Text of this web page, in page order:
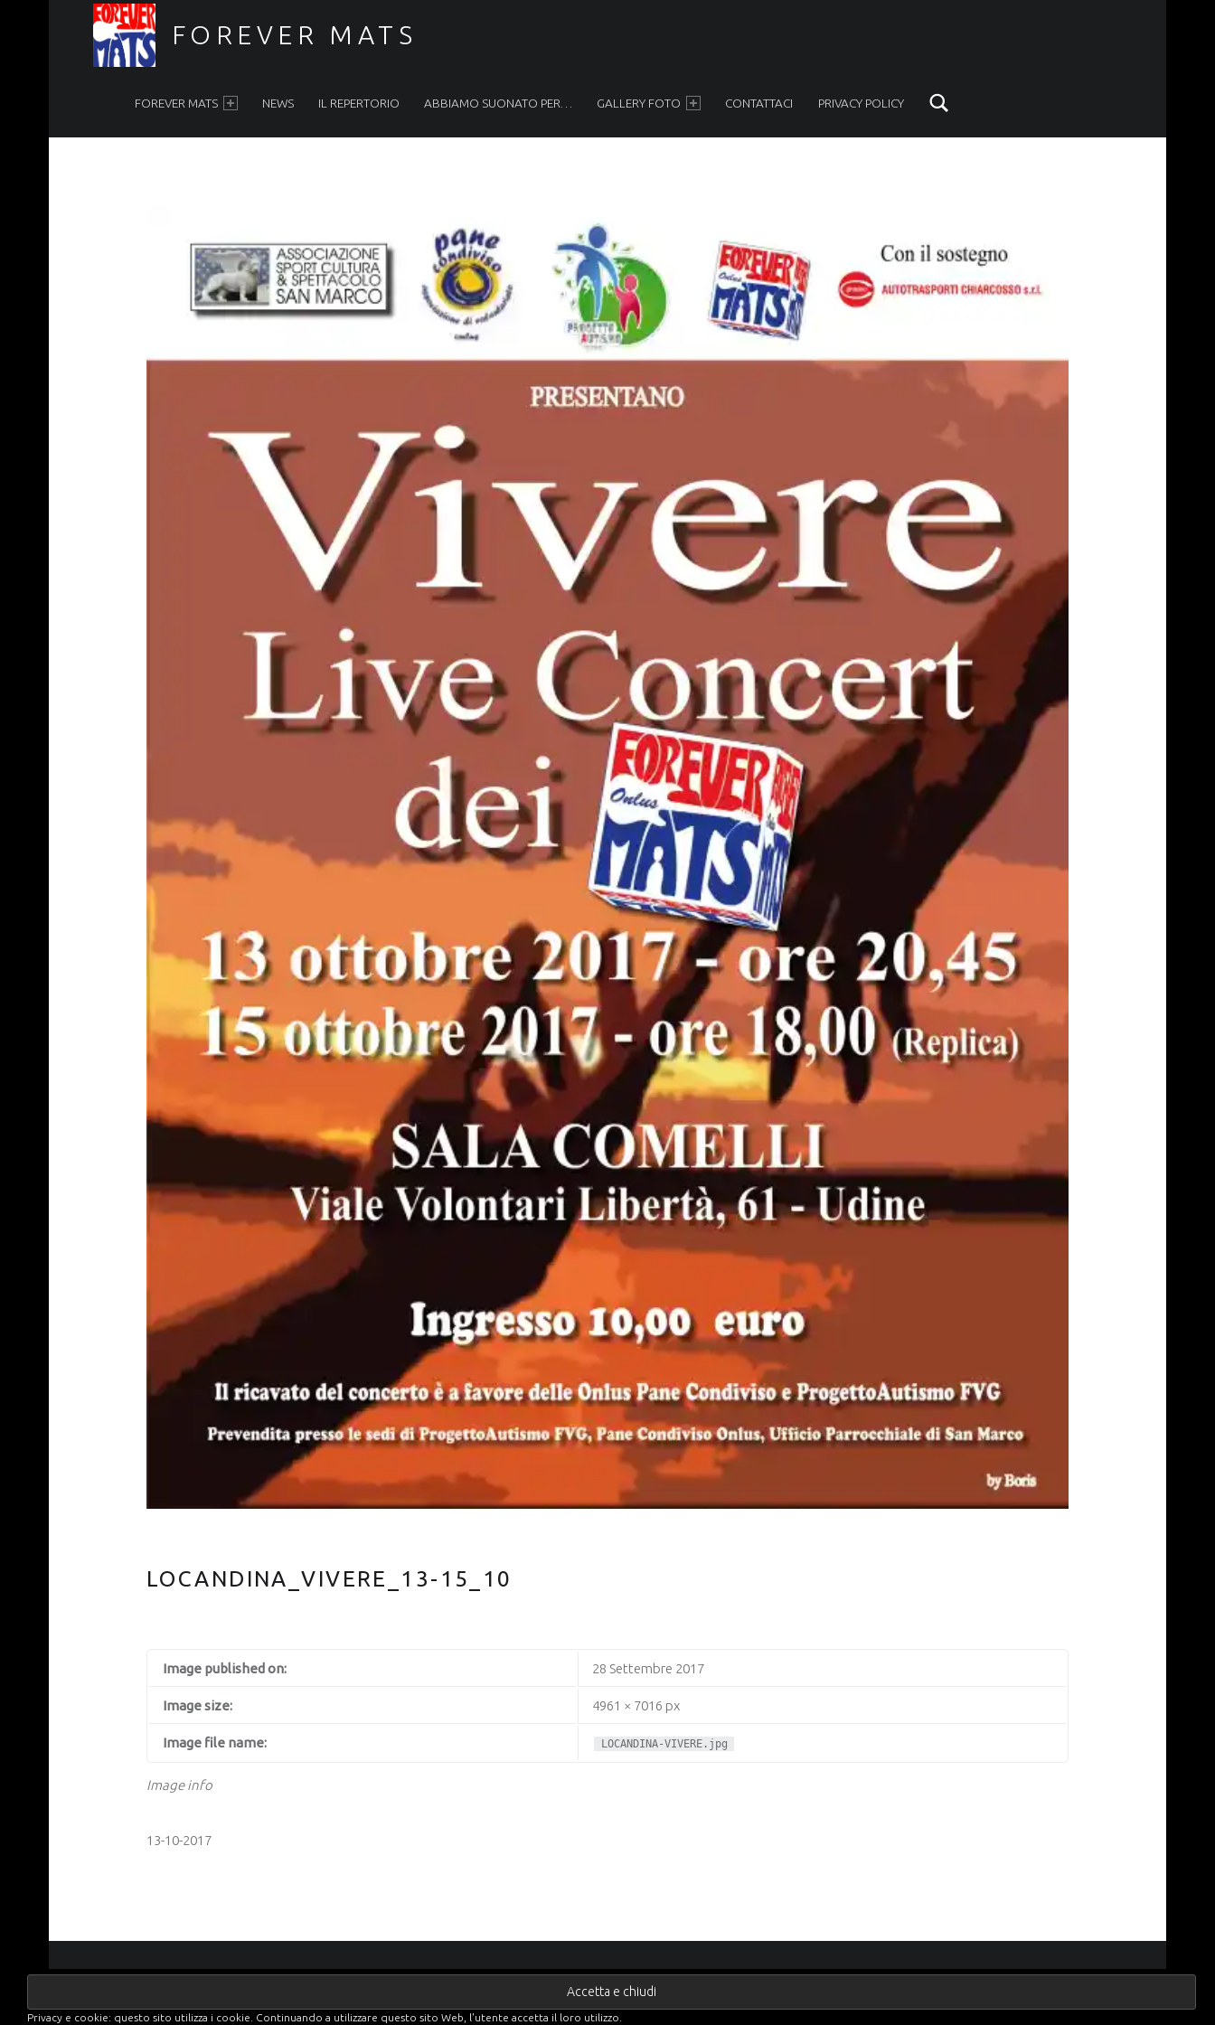
FOREVER MATS
Forever Mats, musica a tutta solidarietà
PRIMARY MENU
FOREVER MATS NEWS IL REPERTORIO ABBIAMO SUONATO PER… GALLERY FOTO CONTATTACI PRIVACY POLICY
LOCANDINA_VIVERE_13-15_10
Image info
Image published on: 28 Settembre 2017
Image size: 4961 × 7016 px
Image file name: LOCANDINA-VIVERE.jpg
13-10-2017
FOOTER SIDEBAR
Privacy e cookie: questo sito utilizza i cookie. Continuando a utilizzare questo sito Web, l'utente accetta il loro utilizzo.